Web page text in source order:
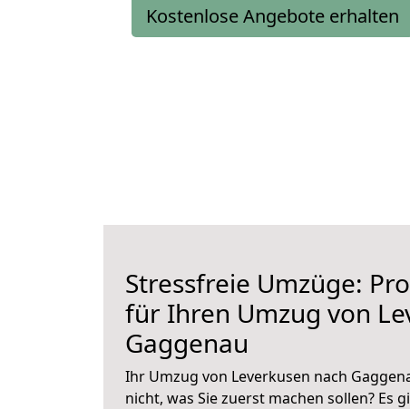
Kostenlose Angebote erhalten
Stressfreie Umzüge:
für Ihren Umzug von
Gaggenau
Ihr Umzug von Leverkusen nach
nicht, was Sie zuerst machen sollen? Es